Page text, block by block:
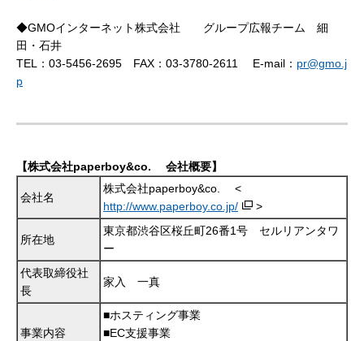
◆GMOインターネット株式会社 グループ広報チーム 細
田・石井
TEL：03-5456-2695 FAX：03-3780-2611 E-mail： pr@gmo.j
p
【株式会社paperboy&co. 会社概要】
会社名
株式会社paperboy&co. <
http://www.paperboy.co.jp/
>
所在地
東京都渋谷区桜丘町26番1号 セルリアンタワ
ー
代表取締役社
長
家入 一真
事業内容
■ホスティング事業
■EC支援事業